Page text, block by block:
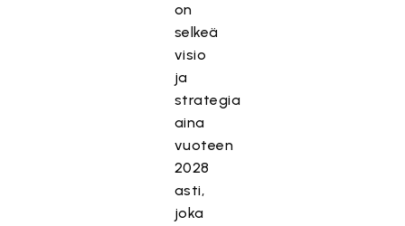
on
selkeä
visio
ja
strategia
aina
vuoteen
2028
asti,
joka